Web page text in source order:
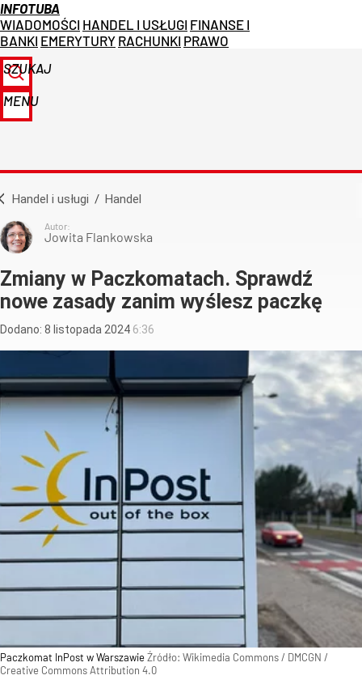
INFOTUBA
WIADOMOŚCI HANDEL I USŁUGI FINANSE I
BANKI EMERYTURY RACHUNKI PRAWO
SZUKAJ
MENU
Handel i usługi / Handel
Autor:
Jowita Flankowska
Zmiany w Paczkomatach. Sprawdź
nowe zasady zanim wyślesz paczkę
Dodano: 8 listopada 2024 6:36
Paczkomat InPost w WarszawieŹródło: Wikimedia Commons/ DMCGN /
Creative Commons Attribution 4.0